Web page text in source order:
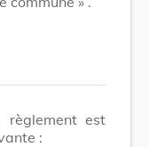
règlement est
: